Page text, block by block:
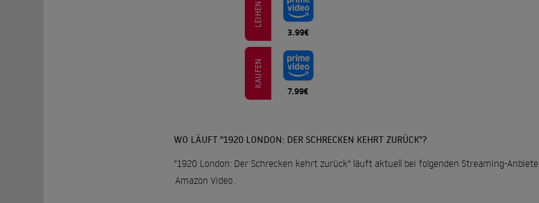
LEIHEN
3.99€
KAUFEN
7.99€
WO LÄUFT "1920 LONDON: DER SCHRECKEN KEHRT ZURÜCK"?
"1920 London: Der Schrecken kehrt zurück" läuft aktuell bei folgenden Streaming-
Amazon Video .